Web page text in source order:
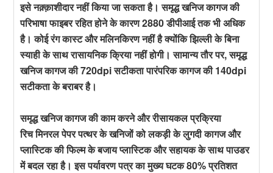
इसे नक़्क़ाशीदार नहीं किया जा सकता है। समृद्ध खनिज कागज की
परिभाषा फाइबर रहित होने के कारण 2880 डीपीआई तक भी अधिक
है। कोई रंग कास्ट और मलिनकिरण नहीं है क्योंकि झिल्ली के बिना
स्याही के साथ रासायनिक क्रिया नहीं होगी। सामान्य तौर पर, समृद्ध
खनिज कागज की 720dpi सटीकता पारंपरिक कागज की 140dpi
सटीकता के बराबर है।
समृद्ध खनिज कागज की काम करने और रीसायकल प्रक्रिया
रिच मिनरल पेपर पत्थर के खनिजों को लकड़ी के लुगदी कागज और
प्लास्टिक की फिल्म के बजाय प्लास्टिक और सहायक के साथ पाउडर
में बदल रहा है। इस पर्यावरण पत्र का मुख्य घटक 80% प्रतिशत